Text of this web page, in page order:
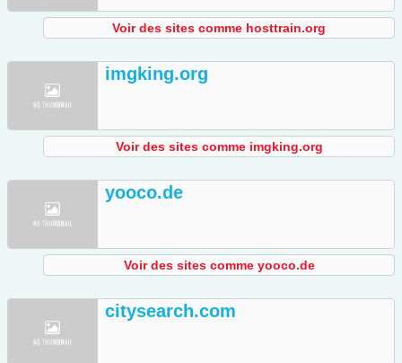
Voir des sites comme hosttrain.org
imgking.org
Voir des sites comme imgking.org
yooco.de
Voir des sites comme yooco.de
citysearch.com